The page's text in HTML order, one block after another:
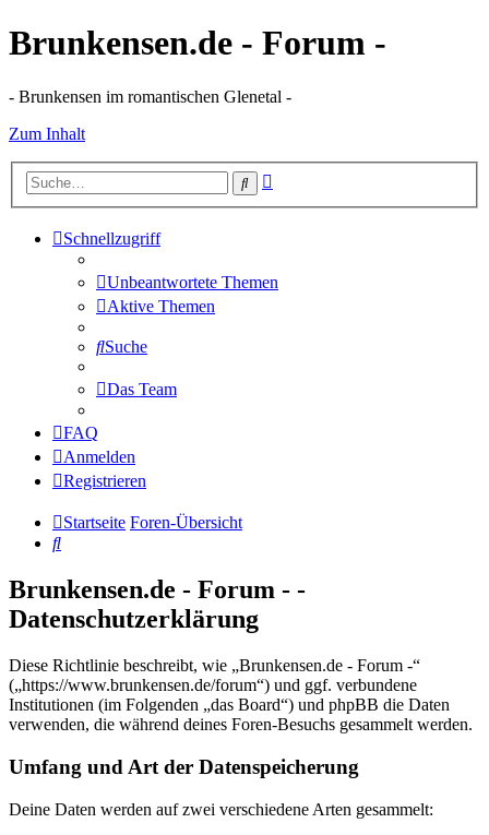
Brunkensen.de - Forum -
- Brunkensen im romantischen Glenetal -
Zum Inhalt
Suche
Schnellzugriff
Unbeantwortete Themen
Aktive Themen
Suche
Das Team
FAQ
Anmelden
Registrieren
Startseite Foren-Übersicht
Suche
Brunkensen.de - Forum - -
Datenschutzerklärung
Diese Richtlinie beschreibt, wie „Brunkensen.de - Forum -“
(„https://www.brunkensen.de/forum“) und ggf. verbundene
Institutionen (im Folgenden „das Board“) und phpBB die Daten
verwenden, die während deines Foren-Besuchs gesammelt werden.
Umfang und Art der Datenspeicherung
Deine Daten werden auf zwei verschiedene Arten gesammelt: